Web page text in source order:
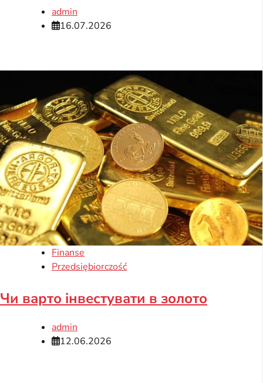
admin
16.07.2026
Finanse
Przedsiębiorczość
Чи варто інвестувати в золото
admin
12.06.2026